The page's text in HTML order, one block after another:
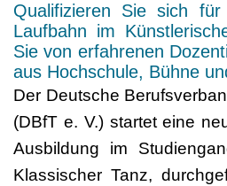
Qualifizieren Sie sich für
Laufbahn im
Sie von erfahrenen
aus Hochschule, Bühne
Der Deutsche
(DBfT e. V.) startet eine
Ausbildung im
Klassischer Tanz,